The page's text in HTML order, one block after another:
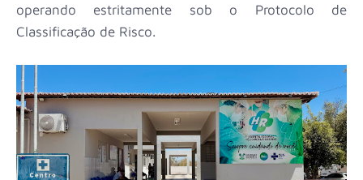
operando estritamente sob o Protocolo de
Classificação de Risco.